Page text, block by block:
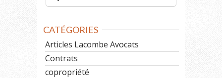
CATÉGORIES
Articles Lacombe Avocats
Contrats
copropriété